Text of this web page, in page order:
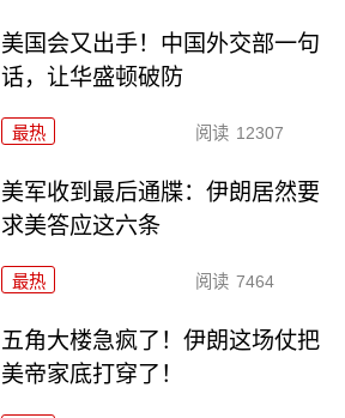
美国会又出手！中国外交部一句
话，让华盛顿破防
最热 阅读 12307
美军收到最后通牒：伊朗居然要
求美答应这六条
最热 阅读 7464
五角大楼急疯了！伊朗这场仗把
美帝家底打穿了！